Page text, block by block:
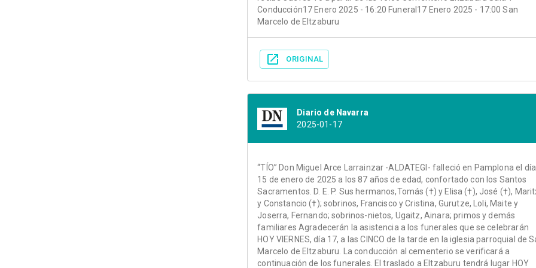
Conducción17 Enero 2025 - 16:20 Funeral17 Enero 2025 - 17:00 San
Marcelo de Eltzaburu
ORIGINAL
Diario de Navarra
2025-01-17
“TÍO” Don Miguel Arce Larrainzar -ALDATEGI- falleció en Pamplona el día
15 de enero de 2025 a los 87 años de edad, confortado con los Santos
Sacramentos. D. E. P. Sus hermanos,Tomás (†) y Elisa (†), José (†),
y Constancio (†); sobrinos, Francisco y Cristina, Gurutze, Loli, Maite y
Joserra, Fernando; sobrinos-nietos, Ugaitz, Ainara; primos y demás
familiares Agradecerán la asistencia a los funerales que se celebrarán
HOY VIERNES, día 17, a las CINCO de la tarde en la iglesia parroquial de
Marcelo de Eltzaburu. La conducción al cementerio se verificará a
continuación de los funerales. El traslado a Eltzaburu tendrá lugar HOY